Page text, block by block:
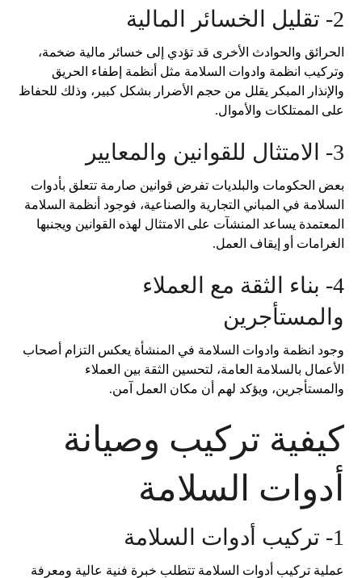
2- تقليل الخسائر المالية
الحرائق والحوادث الأخرى قد تؤدي إلى خسائر مالية ضخمة،
وتركيب انظمة وادوات السلامة مثل أنظمة إطفاء الحريق
والإنذار المبكر يقلل من حجم الأضرار بشكل كبير، وذلك للحفاظ
على الممتلكات والأموال.
3- الامتثال للقوانين والمعايير
بعض الحكومات والبلديات تفرض قوانين صارمة تتعلق بأدوات
السلامة في المباني التجارية والصناعية، فوجود أنظمة السلامة
المعتمدة يساعد المنشآت على الامتثال لهذه القوانين ويجنبها
الغرامات أو إيقاف العمل.
4- بناء الثقة مع العملاء
والمستأجرين
وجود انظمة وادوات السلامة في المنشأة يعكس التزام أصحاب
الأعمال بالسلامة العامة، لتحسين الثقة بين العملاء
والمستأجرين، ويؤكد لهم أن مكان العمل آمن.
كيفية تركيب وصيانة
أدوات السلامة
1- تركيب أدوات السلامة
عملية تركيب أدوات السلامة تتطلب خبرة فنية عالية ومعرفة